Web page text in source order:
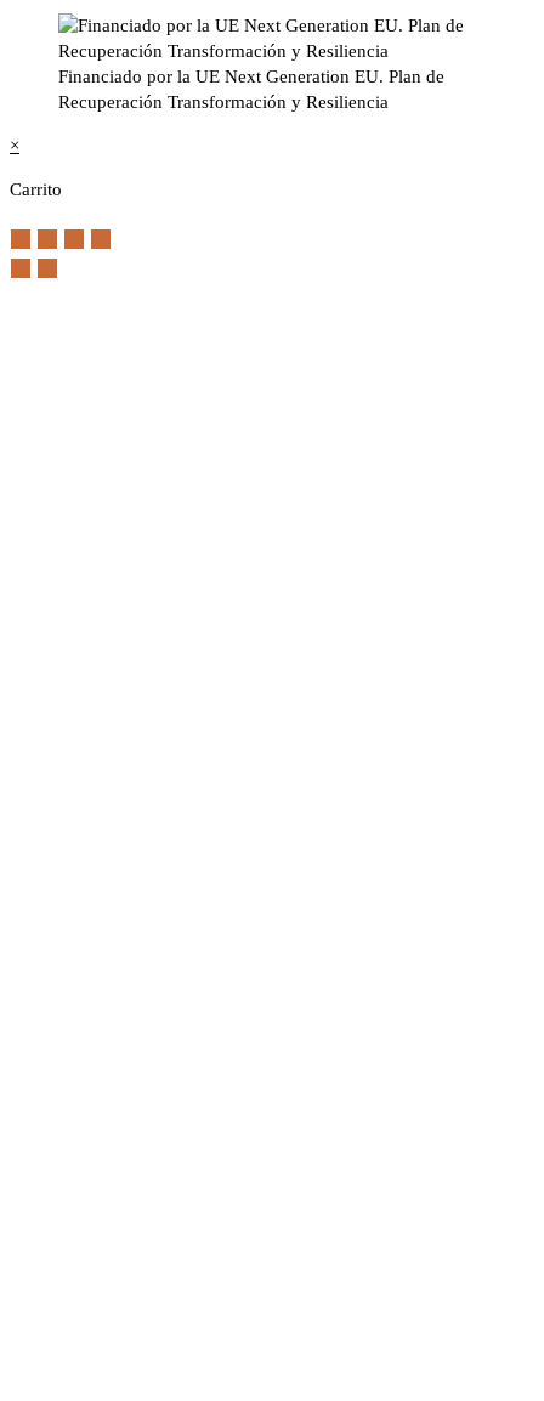
Financiado por la UE Next Generation EU. Plan de
Recuperación Transformación y Resiliencia
×
Carrito